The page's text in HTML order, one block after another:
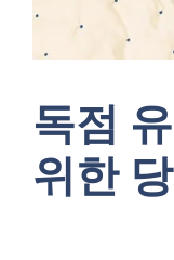
독점
위한